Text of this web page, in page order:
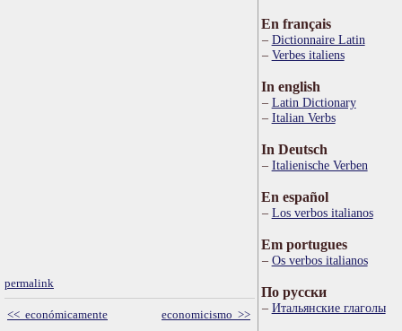
permalink
<< económicamente economicismo >>
En français
Dictionnaire Latin
Verbes italiens
In english
Latin Dictionary
Italian Verbs
In Deutsch
Italienische Verben
En español
Los verbos italianos
Em portugues
Os verbos italianos
По русски
Итальянские глаголы